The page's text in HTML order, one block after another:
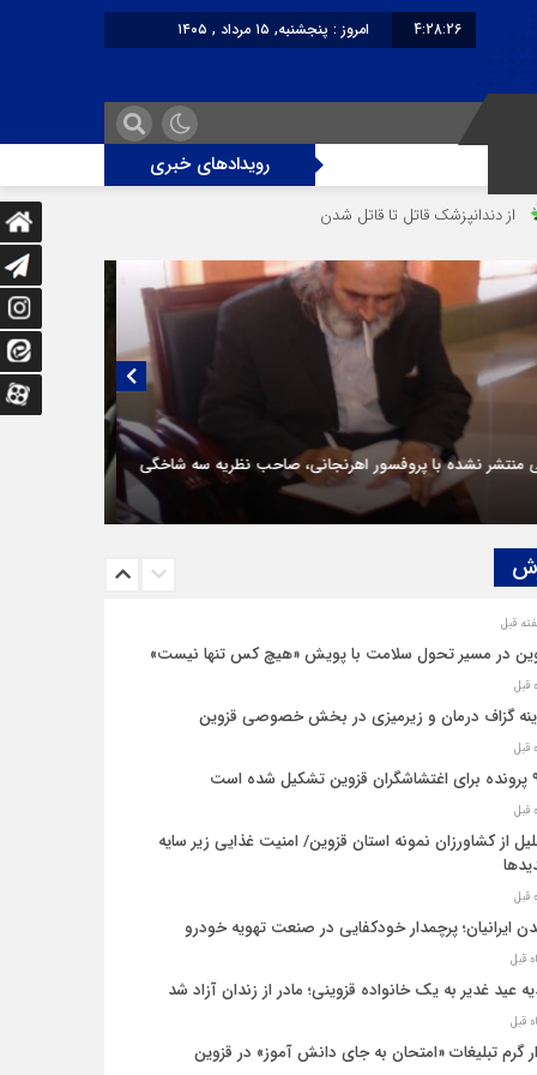
4:28:26
امروز : پنجشنبه, ۱۵ مرداد , ۱۴۰۵
رویدادهای خبری
قاتل تا قاتل‌ شدن رستوران‌‌دار
و گو با نقطه تسلیم مطرح شد:
با گران‌ فروشی فرق دارد/ بازار قزوین رها نشده و برخورد با
ادامه دارد
در مسیر تحول سلامت با پویش «هیچ‌ کس تنها نیست»
گزاف درمان و زیرمیزی در بخش خصوصی قزوین
است
از کشاورزان نمونه استان قزوین/ امنیت غذایی زیر سایه
ایرانیان؛ پرچمدار خودکفایی در صنعت تهویه خودرو
عید غدیر به یک خانواده قزوینی؛ مادر از زندان آزاد شد
گرم تبلیغات «امتحان به جای دانش‌ آموز» در قزوین